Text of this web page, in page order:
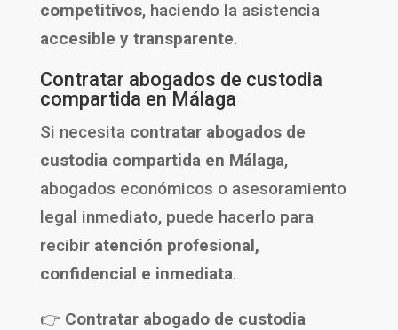
competitivos, haciendo la asistencia
accesible y transparente.
Contratar abogados de custodia
compartida en Málaga
Si necesita contratar abogados de
custodia compartida en Málaga,
abogados económicos o asesoramiento
legal inmediato, puede hacerlo para
recibir atención profesional,
confidencial e inmediata.
👉 Contratar abogado de custodia